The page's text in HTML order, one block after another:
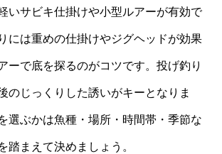
いサビキ仕掛けや小型ルアーが有効で
には重めの仕掛けやジグヘッドが効果
ーで底を探るのがコツです。投げ釣り
のじっくりした誘いがキーとなりま
選ぶかは魚種・場所・時間帯・季節な
踏まえて決めましょう。